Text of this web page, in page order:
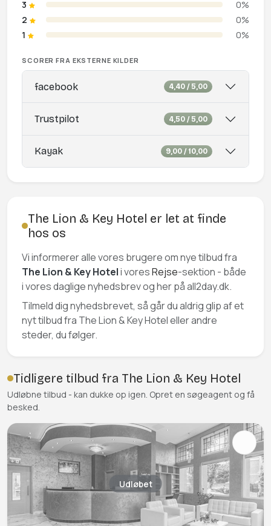
3
0%
2
0%
1
0%
SCORER FRA EKSTERNE KILDER
facebook 4,40 / 5,00
Trustpilot 4,50 / 5,00
Kayak 9,00 / 10,00
The Lion & Key Hotel er let at finde
hos os
Vi informerer alle vores brugere om nye tilbud fra
The Lion & Key Hoteli voresRejse-sektion - både
i vores daglige nyhedsbrev og her på all2day.dk.
Tilmeld dig nyhedsbrevet, så går du aldrig glip af et
nyt tilbud fra The Lion & Key Hotel eller andre
steder, du følger.
Tidligere tilbud fra The Lion & Key Hotel
Udløbne tilbud - kan dukke op igen. Opret en søgeagent og få
besked.
Udløbet